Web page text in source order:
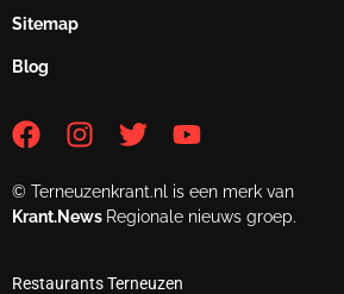
Sitemap
Blog
© Terneuzenkrant.nl is een merk van
Krant.News Regionale nieuws groep.
Restaurants Terneuzen